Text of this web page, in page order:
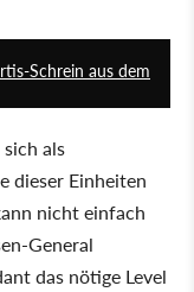
Schrein aus dem
als
dieser Einheiten
nicht einfach
General
das nötige Level